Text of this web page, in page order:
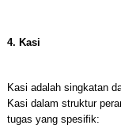
4. Kasi
Kasi adalah singkatan
Kasi dalam struktur
tugas yang spesifik: